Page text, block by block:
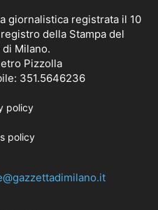
giornalistica registrata il 10
della Stampa del
Milano.
Pizzolla
351.5646236
policy
policy